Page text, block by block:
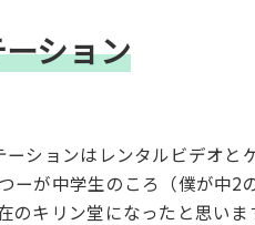
ション
ーションはレンタルビデオと
ーが中学生のころ（僕が中
のキリン堂になったと思いま